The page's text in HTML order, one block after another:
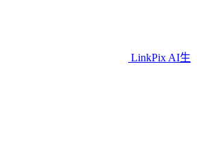
LinkPix AI生